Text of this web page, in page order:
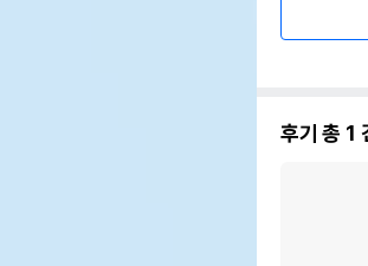
후기 총 1